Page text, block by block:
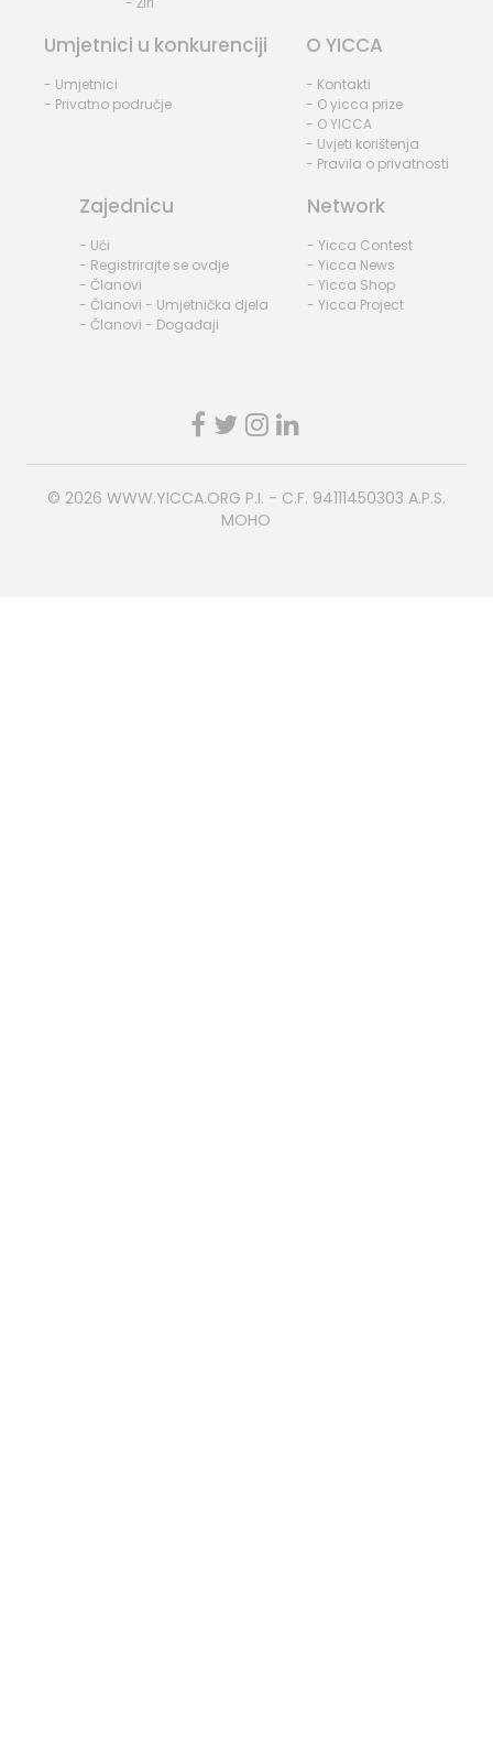
Umjetnici u konkurenciji
- Umjetnici
- Privatno područje
O YICCA
- Kontakti
- O yicca prize
- O YICCA
- Uvjeti korištenja
- Pravila o privatnosti
Zajednicu
- Ući
- Registrirajte se ovdje
- Članovi
- Članovi - Umjetnička djela
- Članovi - Događaji
Network
- Yicca Contest
- Yicca News
- Yicca Shop
- Yicca Project
© 2026 WWW.YICCA.ORG P.I. - C.F. 94111450303 A.P.S.
MOHO